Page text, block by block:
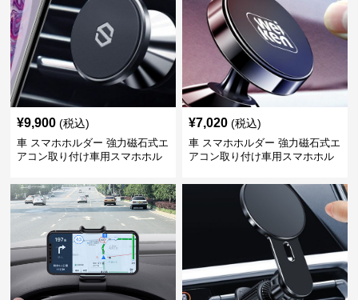
¥9,900 (税込)
車 スマホホルダー 強力磁石式エ
アコン取り付け車用スマホホル
¥7,020 (税込)
車 スマホホルダー 強力磁石式エ
アコン取り付け車用スマホホル